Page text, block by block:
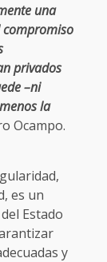
una
compromiso
privados
–ni
la
Ocampo.
es un
Estado
y